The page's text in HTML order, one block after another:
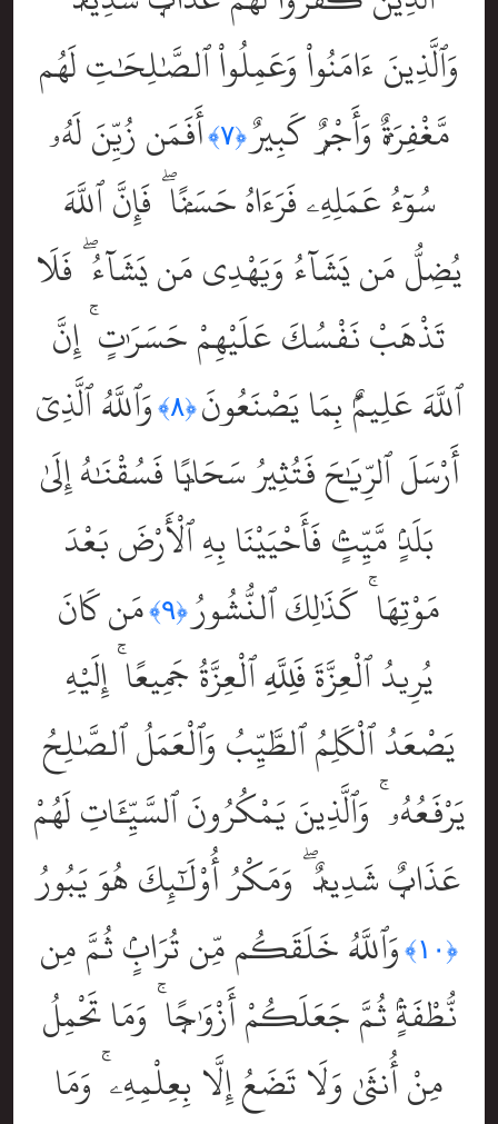
وَٱلَّذِينَ ءَامَنُواْ وَعَمِلُواْ ٱلصَّٰلِحَٰتِ لَهُم
مَّغْفِرَةٌۭ وَأَجْرٌۭ كَبِيرٌ﴿٧﴾
أَفَمَن زُيِّنَ لَهُۥ
سُوٓءُ عَمَلِهِۦ فَرَءَاهُ حَسَنًۭا ۖ فَإِنَّ ٱللَّهَ
يُضِلُّ مَن يَشَآءُ وَيَهْدِى مَن يَشَآءُ ۖ فَلَا
تَذْهَبْ نَفْسُكَ عَلَيْهِمْ حَسَرَٰتٍ ۚ إِنَّ
ٱللَّهَ عَلِيمٌۢ بِمَا يَصْنَعُونَ﴿٨﴾
وَٱللَّهُ ٱلَّذِىٓ
أَرْسَلَ ٱلرِّيَٰحَ فَتُثِيرُ سَحَابًۭا فَسُقْنَٰهُ إِلَىٰ
بَلَدٍۢ مَّيِّتٍۢ فَأَحْيَيْنَا بِهِ ٱلْأَرْضَ بَعْدَ
مَوْتِهَا ۚ كَذَٰلِكَ ٱلنُّشُورُ﴿٩﴾
مَن كَانَ
يُرِيدُ ٱلْعِزَّةَ فَلِلَّهِ ٱلْعِزَّةُ جَمِيعًا ۚ إِلَيْهِ
يَصْعَدُ ٱلْكَلِمُ ٱلطَّيِّبُ وَٱلْعَمَلُ ٱلصَّٰلِحُ
يَرْفَعُهُۥ ۚ وَٱلَّذِينَ يَمْكُرُونَ ٱلسَّيِّـَٔاتِ لَهُمْ
عَذَابٌۭ شَدِيدٌۭ ۖ وَمَكْرُ أُوْلَٰٓئِكَ هُوَ يَبُورُ
﴿١٠﴾
وَٱللَّهُ خَلَقَكُم مِّن تُرَابٍۢ ثُمَّ مِن
نُّطْفَةٍۢ ثُمَّ جَعَلَكُمْ أَزْوَٰجًۭا ۚ وَمَا تَحْمِلُ
مِنْ أُنثَىٰ وَلَا تَضَعُ إِلَّا بِعِلْمِهِۦ ۚ وَمَا